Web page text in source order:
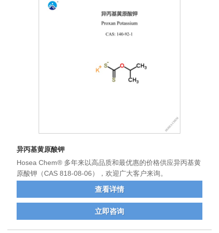
异丙基黄原酸钾
Hosea Chem® 多年来以高品质和最优惠的价格供应异丙基黄
原酸钾（CAS 818-08-06），欢迎广大客户来询。
查看详情
立即咨询